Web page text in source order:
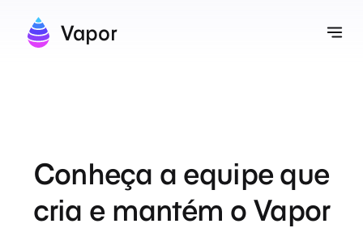
Vapor
Conheça a equipe que
cria e mantém o Vapor